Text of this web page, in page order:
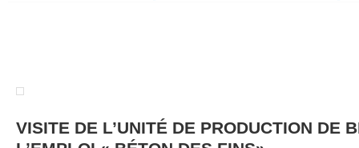
VISITE DE L’UNITÉ DE PRODUCTION DE